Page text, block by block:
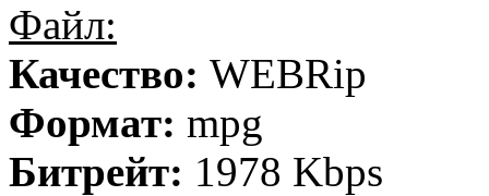
Файл:
Качество: WEBRip
Формат: mpg
Битрейт: 1978 Kbps